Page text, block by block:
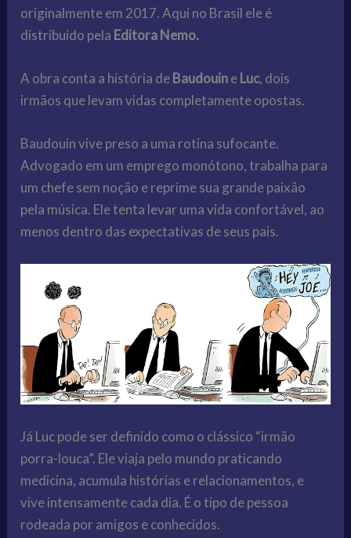
originalmente em 2017. Aqui no Brasil ele é
distribuido pela Editora Nemo.
A obra conta a história deBaudouineLuc, dois
irmãos que levam vidas completamente opostas.
Baudouin vive preso a uma rotina sufocante.
Advogado em um emprego monótono, trabalha para
um chefe sem noção e reprime sua grande paixão
pela música. Ele tenta levar uma vida confortável, ao
menos dentro das expectativas de seus pais.
Já Luc pode ser definido como o clássico “irmão
porra-louca”. Ele viaja pelo mundo praticando
medicina, acumula histórias e relacionamentos, e
vive intensamente cada dia. É o tipo de pessoa
rodeada por amigos e conhecidos.